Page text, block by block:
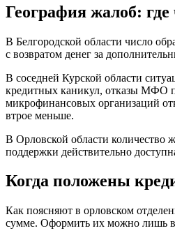
География жалоб:
В Белгородской области число
с возвратом денег за
В соседней Курской области
кредитных каникул, отказы МФО
микрофинансовых организаций
втрое меньше.
В Орловской области количество
поддержки действительно
Когда положены
Как поясняют в орловском
сумме. Оформить их можно лишь в